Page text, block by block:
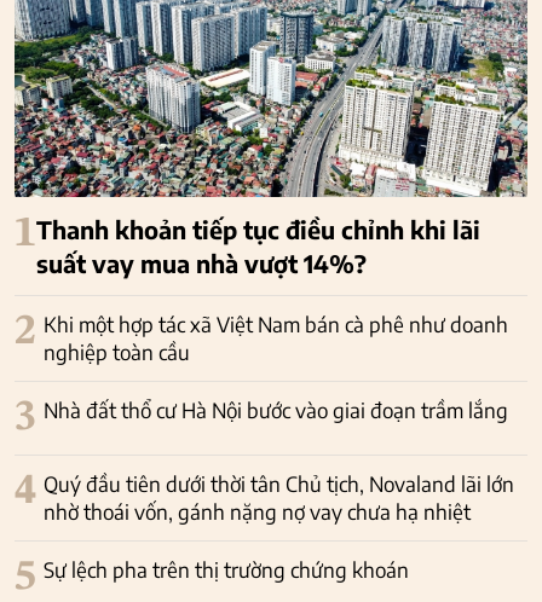
1Thanh khoản tiếp tục điều chỉnh khi lãi
suất vay mua nhà vượt 14%?
2 Khi một hợp tác xã Việt Nam bán cà phê như doanh
nghiệp toàn cầu
3 Nhà đất thổ cư Hà Nội bước vào giai đoạn trầm lắng
4 Quý đầu tiên dưới thời tân Chủ tịch, Novaland lãi lớn
nhờ thoái vốn, gánh nặng nợ vay chưa hạ nhiệt
5 Sự lệch pha trên thị trường chứng khoán